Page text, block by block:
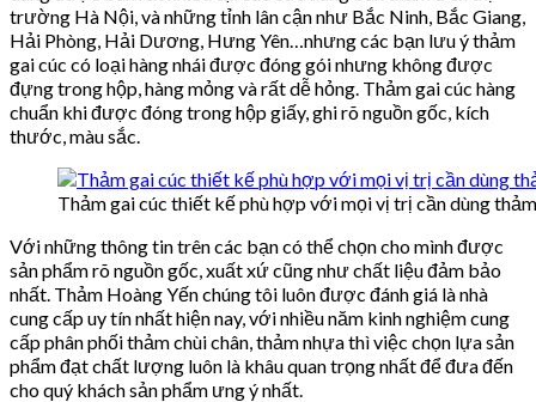
trường Hà Nội, và những tỉnh lân cận như Bắc Ninh, Bắc Giang,
Hải Phòng, Hải Dương, Hưng Yên…nhưng các bạn lưu ý thảm
gai cúc có loại hàng nhái được đóng gói nhưng không được
đựng trong hộp, hàng mỏng và rất dễ hỏng. Thảm gai cúc hàng
chuẩn khi được đóng trong hộp giấy, ghi rõ nguồn gốc, kích
thước, màu sắc.
Thảm gai cúc thiết kế phù hợp với mọi vị trị cần dùng
Với những thông tin trên các bạn có thể chọn cho mình được
sản phẩm rõ nguồn gốc, xuất xứ cũng như chất liệu đảm bảo
nhất. Thảm Hoàng Yến chúng tôi luôn được đánh giá là nhà
cung cấp uy tín nhất hiện nay, với nhiều năm kinh nghiệm cung
cấp phân phối thảm chùi chân, thảm nhựa thì việc chọn lựa sản
phẩm đạt chất lượng luôn là khâu quan trọng nhất để đưa đến
cho quý khách sản phẩm ưng ý nhất.